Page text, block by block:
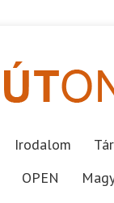
Irodalom
OPEN